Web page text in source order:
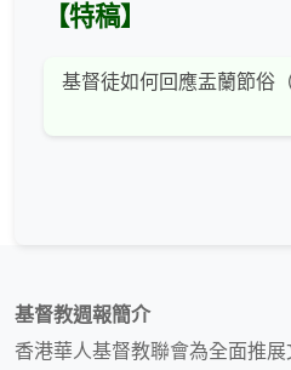
【特稿】
基督徒如何回應盂蘭節俗（
基督教週報簡介
香港華人基督教聯會為全面推